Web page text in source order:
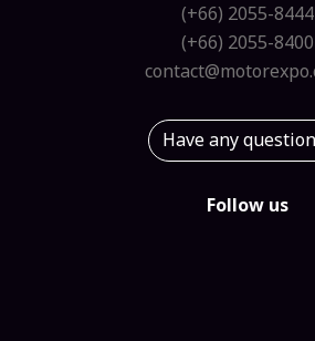
(+66) 2055-8444
(+66) 2055-8400
Have any
Follow us